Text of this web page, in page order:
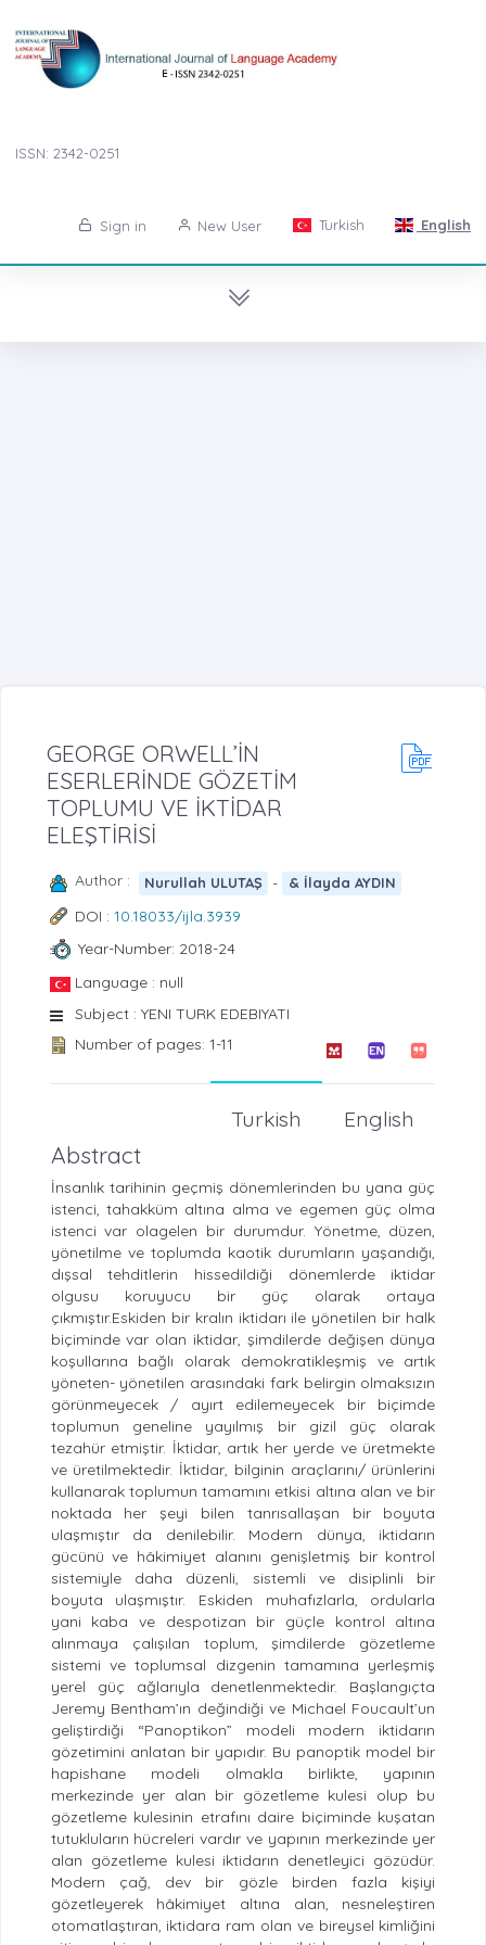
ISSN: 2342-0251
Sign in New User Turkish English
GEORGE ORWELL’İN
ESERLERİNDE GÖZETİM
TOPLUMU VE İKTİDAR
ELEŞTİRİSİ
Author : Nurullah ULUTAŞ - & İlayda AYDIN
DOI : 10.18033/ijla.3939
Year-Number: 2018-24
Language : null
Subject : YENI TURK EDEBIYATI
Number of pages: 1-11
English
Turkish
Abstract
İnsanlık tarihinin geçmiş dönemlerinden bu yana güç
istenci, tahakküm altına alma ve egemen güç olma
istenci var olagelen bir durumdur. Yönetme, düzen,
yönetilme ve toplumda kaotik durumların yaşandığı,
dışsal tehditlerin hissedildiği dönemlerde iktidar
olgusu koruyucu bir güç olarak ortaya
çıkmıştır.Eskiden bir kralın iktidarı ile yönetilen bir halk
biçiminde var olan iktidar, şimdilerde değişen dünya
koşullarına bağlı olarak demokratikleşmiş ve artık
yöneten- yönetilen arasındaki fark belirgin olmaksızın
görünmeyecek / ayırt edilemeyecek bir biçimde
toplumun geneline yayılmış bir gizil güç olarak
tezahür etmiştir. İktidar, artık her yerde ve üretmekte
ve üretilmektedir. İktidar, bilginin araçlarını/ ürünlerini
kullanarak toplumun tamamını etkisi altına alan ve bir
noktada her şeyi bilen tanrısallaşan bir boyuta
ulaşmıştır da denilebilir. Modern dünya, iktidarın
gücünü ve hâkimiyet alanını genişletmiş bir kontrol
sistemiyle daha düzenli, sistemli ve disiplinli bir
boyuta ulaşmıştır. Eskiden muhafızlarla, ordularla
yani kaba ve despotizan bir güçle kontrol altına
alınmaya çalışılan toplum, şimdilerde gözetleme
sistemi ve toplumsal dizgenin tamamına yerleşmiş
yerel güç ağlarıyla denetlenmektedir. Başlangıçta
Jeremy Bentham’ın değindiği ve Michael Foucault’un
geliştirdiği “Panoptikon” modeli modern iktidarın
gözetimini anlatan bir yapıdır. Bu panoptik model bir
hapishane modeli olmakla birlikte, yapının
merkezinde yer alan bir gözetleme kulesi olup bu
gözetleme kulesinin etrafını daire biçiminde kuşatan
tutukluların hücreleri vardır ve yapının merkezinde yer
alan gözetleme kulesi iktidarın denetleyici gözüdür.
Modern çağ, dev bir gözle birden fazla kişiyi
gözetleyerek hâkimiyet altına alan, nesneleştiren
otomatlaştıran, iktidara ram olan ve bireysel kimliğini